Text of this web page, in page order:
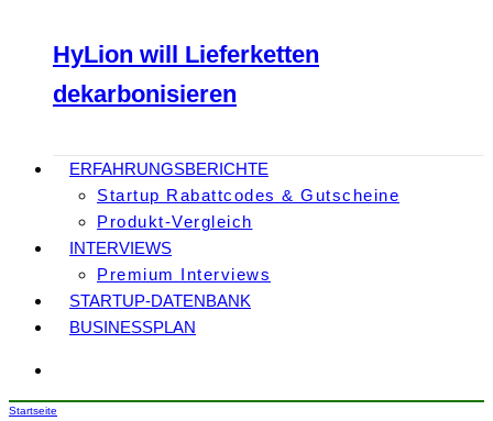
HyLion will Lieferketten
dekarbonisieren
ERFAHRUNGSBERICHTE
Startup Rabattcodes & Gutscheine
Produkt-Vergleich
INTERVIEWS
Premium Interviews
STARTUP-DATENBANK
BUSINESSPLAN
Startseite